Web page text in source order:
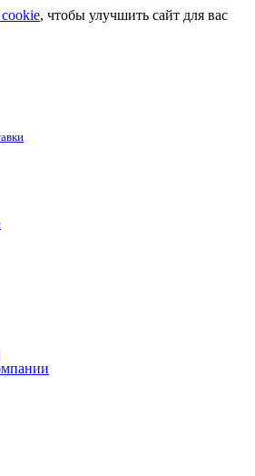
, чтобы улучшить сайт для вас